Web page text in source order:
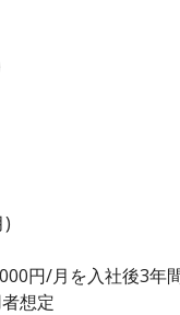
)
円/月を入社後3年
想定